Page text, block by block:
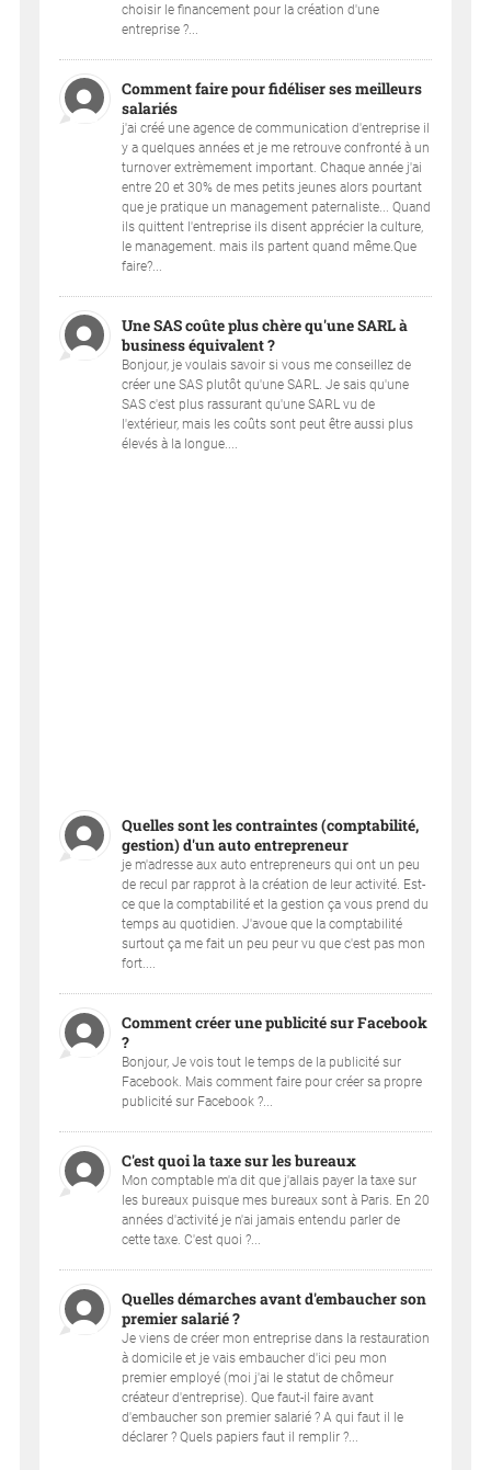
choisir le financement pour la création d'une
entreprise ?...
Comment faire pour fidéliser ses meilleurs
salariés
j'ai créé une agence de communication d'entreprise il
y a quelques années et je me retrouve confronté à un
turnover extrèmement important. Chaque année j'ai
entre 20 et 30% de mes petits jeunes alors pourtant
que je pratique un management paternaliste... Quand
ils quittent l'entreprise ils disent apprécier la culture,
le management. mais ils partent quand même.Que
faire?...
Une SAS coûte plus chère qu'une SARL à
business équivalent ?
Bonjour, je voulais savoir si vous me conseillez de
créer une SAS plutôt qu'une SARL. Je sais qu'une
SAS c'est plus rassurant qu'une SARL vu de
l'extérieur, mais les coûts sont peut être aussi plus
élevés à la longue....
Quelles sont les contraintes (comptabilité,
gestion) d'un auto entrepreneur
je m'adresse aux auto entrepreneurs qui ont un peu
de recul par rapprot à la création de leur activité. Est-
ce que la comptabilité et la gestion ça vous prend du
temps au quotidien. J'avoue que la comptabilité
surtout ça me fait un peu peur vu que c'est pas mon
fort....
Comment créer une publicité sur Facebook
?
Bonjour, Je vois tout le temps de la publicité sur
Facebook. Mais comment faire pour créer sa propre
publicité sur Facebook ?...
C'est quoi la taxe sur les bureaux
Mon comptable m'a dit que j'allais payer la taxe sur
les bureaux puisque mes bureaux sont à Paris. En 20
années d'activité je n'ai jamais entendu parler de
cette taxe. C'est quoi ?...
Quelles démarches avant d'embaucher son
premier salarié ?
Je viens de créer mon entreprise dans la restauration
à domicile et je vais embaucher d'ici peu mon
premier employé (moi j'ai le statut de chômeur
créateur d'entreprise). Que faut-il faire avant
d'embaucher son premier salarié ? A qui faut il le
déclarer ? Quels papiers faut il remplir ?...